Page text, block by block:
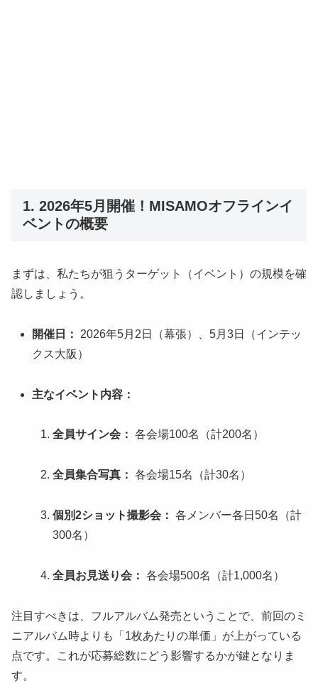
1. 2026年5月開催！MISAMOオフラインイ
ベントの概要
まずは、私たちが狙うターゲット（イベント）の規模を確
認しましょう。
開催日：
2026年5月2日（幕張）、5月3日（インテッ
クス大阪）
主なイベント内容：
全員サイン会： 各会場100名（計200名）
全員集合写真： 各会場15名（計30名）
個別2ショット撮影会： 各メンバー各日50名（計
300名）
全員お見送り会： 各会場500名（計1,000名）
注目すべきは、フルアルバム発売ということで、前回のミ
ニアルバム時よりも「1枚あたりの単価」が上がっている
点です。これが応募総数にどう影響するかが鍵となりま
す。